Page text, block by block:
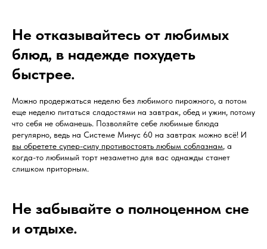
Не отказывайтесь от любимых
блюд, в надежде похудеть
быстрее.
Можно продержаться неделю без любимого пирожного, а потом
еще неделю питаться сладостями на завтрак, обед и ужин, потому
что себя не обманешь. Позволяйте себе любимые блюда
регулярно, ведь на Системе Минус 60 на завтрак можно всё! И
вы обретете супер-силу противостоять любым соблазнам, а
когда-то любимый торт незаметно для вас однажды станет
слишком приторным.
Не забывайте о полноценном сне
и отдыхе.